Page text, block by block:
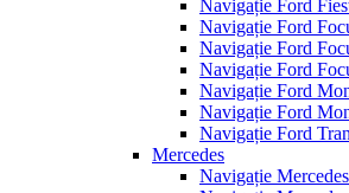
Navigație Ford
Navigație Ford
Navigație Ford
Navigație Ford
Navigație Ford
Navigație Ford
Navigație Ford
Mercedes
Navigație